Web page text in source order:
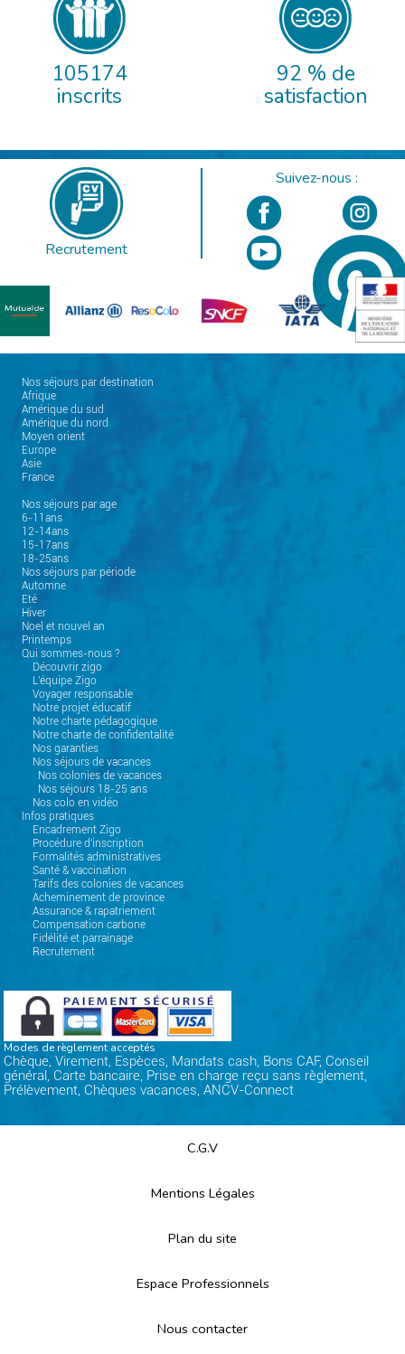
105174
inscrits
92 % de
satisfaction
Recrutement
Suivez-nous :
Nos séjours par destination
Afrique
Amérique du sud
Amérique du nord
Moyen orient
Europe
Asie
France
Nos séjours par age
6-11ans
12-14ans
15-17ans
18-25ans
Nos séjours par période
Automne
Eté
Hiver
Noel et nouvel an
Printemps
Qui sommes-nous ?
Découvrir zigo
L'équipe Zigo
Voyager responsable
Notre projet éducatif
Notre charte pédagogique
Notre charte de confidentalité
Nos garanties
Nos séjours de vacances
Nos colonies de vacances
Nos séjours 18-25 ans
Nos colo en vidéo
Infos pratiques
Encadrement Zigo
Procédure d'inscription
Formalités administratives
Santé & vaccination
Tarifs des colonies de vacances
Acheminement de province
Assurance & rapatriement
Compensation carbone
Fidélité et parrainage
Recrutement
Modes de règlement acceptés
Chèque, Virement, Espèces, Mandats cash, Bons CAF, Conseil
général, Carte bancaire, Prise en charge reçu sans règlement,
Prélèvement, Chèques vacances, ANCV-Connect
C.G.V
Mentions Légales
Plan du site
Espace Professionnels
Nous contacter